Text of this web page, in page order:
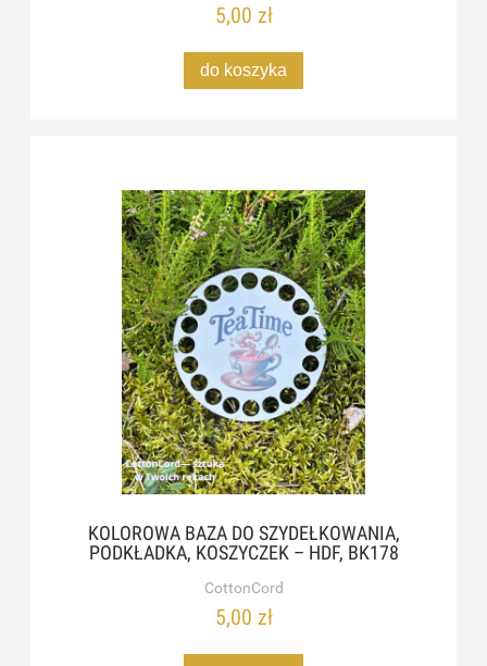
5,00 zł
do koszyka
KOLOROWA BAZA DO SZYDEŁKOWANIA,
PODKŁADKA, KOSZYCZEK – HDF, BK178
CottonCord
5,00 zł